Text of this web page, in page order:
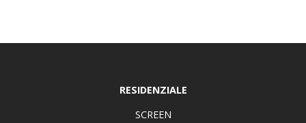
RESIDENZIALE
SCREEN